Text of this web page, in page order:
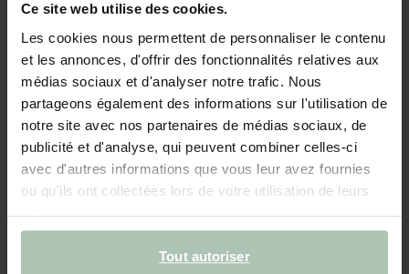
Ce site web utilise des cookies.
Les cookies nous permettent de personnaliser le contenu
et les annonces, d'offrir des fonctionnalités relatives aux
médias sociaux et d'analyser notre trafic. Nous
partageons également des informations sur l'utilisation de
notre site avec nos partenaires de médias sociaux, de
publicité et d'analyse, qui peuvent combiner celles-ci
avec d'autres informations que vous leur avez fournies
ou qu'ils ont collectées lors de votre utilisation de leurs
services.
Tout autoriser
37.9922.79
Couleurs
Choisissez votre taille
122-128 134-140 146-152